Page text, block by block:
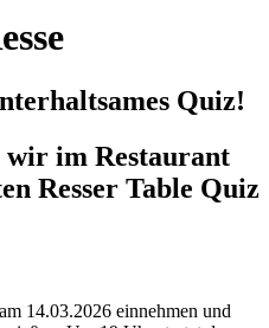
Quiz!
wir im Restaurant
Resser Table Quiz
14.03.2026 einnehmen und